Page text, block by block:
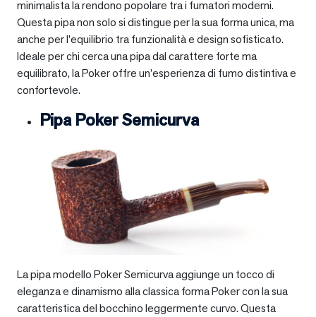
minimalista la rendono popolare tra i fumatori moderni.
Questa pipa non solo si distingue per la sua forma unica, ma
anche per l’equilibrio tra funzionalità e design sofisticato.
Ideale per chi cerca una pipa dal carattere forte ma
equilibrato, la Poker offre un’esperienza di fumo distintiva e
confortevole.
Pipa Poker Semicurva
La pipa modello Poker Semicurva aggiunge un tocco di
eleganza e dinamismo alla classica forma Poker con la sua
caratteristica del bocchino leggermente curvo. Questa